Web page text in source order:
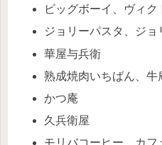
ビッグボーイ、ヴィ
ジョリーパスタ、ジョ
華屋与兵衛
熟成焼肉いちばん、牛
かつ庵
久兵衛屋